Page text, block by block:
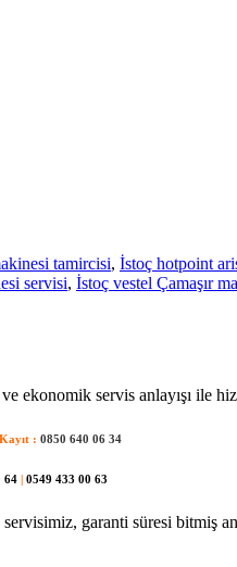
tamircisi, İstoç hotpoint
servisi, İstoç vestel Çamaşır
ekonomik servis anlayışı ile
: 0850 640 06 34
64 | 0549 433 00 63
garanti süresi bitmiş